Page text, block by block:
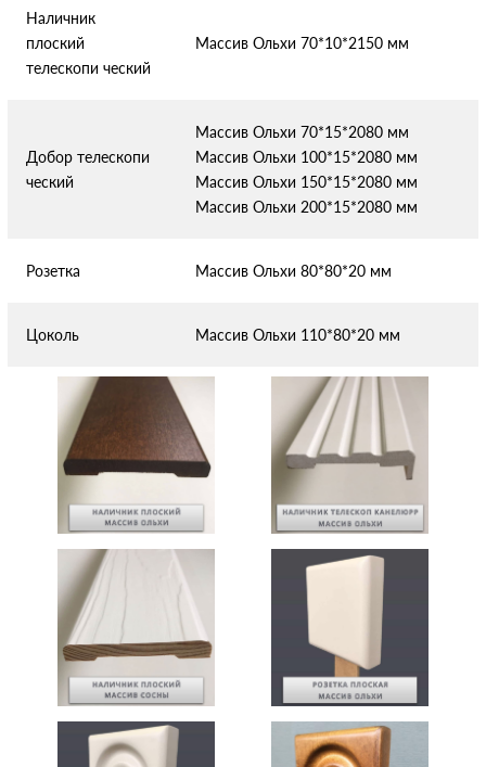
Наличник
плоский
телескопи ческий
Массив Ольхи 70*10*2150 мм
Добор телескопи
ческий
Массив Ольхи 70*15*2080 мм
Массив Ольхи 100*15*2080 мм
Массив Ольхи 150*15*2080 мм
Массив Ольхи 200*15*2080 мм
Розетка Массив Ольхи 80*80*20 мм
Цоколь Массив Ольхи 110*80*20 мм